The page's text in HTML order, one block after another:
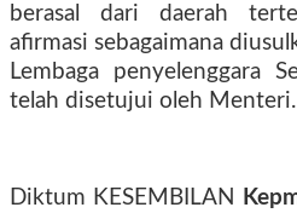
berasal dari daerah
afirmasi sebagaimana
Lembaga penyelenggara
telah disetujui oleh Menteri.
Diktum KESEMBILAN